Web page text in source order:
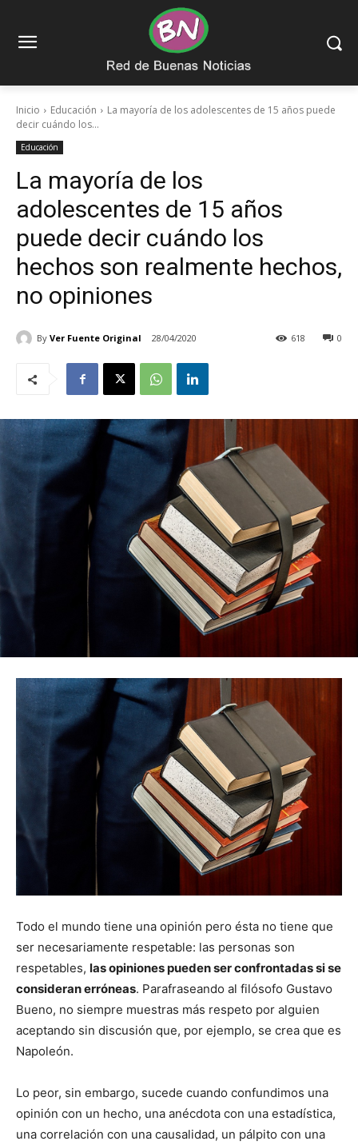
Inicio Educación
La mayoría de los adolescentes de 15 años puede
decir cuándo los...
Educación
La mayoría de los
adolescentes de 15 años
puede decir cuándo los
hechos son realmente hechos,
no opiniones
By Ver Fuente Original 28/04/2020 0
618
Todo el mundo tiene una opinión pero ésta no tiene que
ser necesariamente respetable: las personas son
respetables, las opiniones pueden ser confrontadas si se
consideran erróneas. Parafraseando al filósofo Gustavo
Bueno, no siempre muestras más respeto por alguien
aceptando sin discusión que, por ejemplo, se crea que es
Napoleón.
Lo peor, sin embargo, sucede cuando confundimos una
opinión con un hecho, una anécdota con una estadística,
una correlación con una causalidad, un pálpito con una